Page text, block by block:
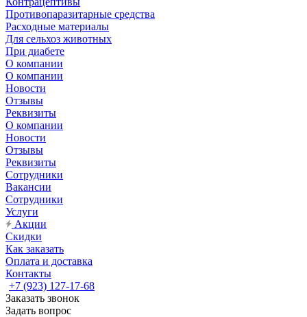
Противопаразитарные средства
Расходные материалы
Для сельхоз животных
При диабете
О компании
О компании
Новости
Отзывы
Реквизиты
О компании
Новости
Отзывы
Реквизиты
Сотрудники
Вакансии
Сотрудники
Услуги
Акции
Скидки
Как заказать
Оплата и доставка
Контакты
+7 (923) 127-17-68
Заказать звонок
Задать вопрос